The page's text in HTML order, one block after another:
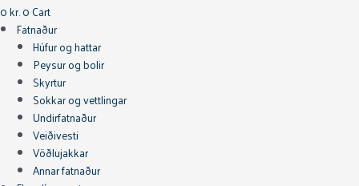
0kr.0Cart
Fatnaður
Húfur og hattar
Peysur og bolir
Skyrtur
Sokkar og vettlingar
Undirfatnaður
Veiðivesti
Vöðlujakkar
Annar fatnaður